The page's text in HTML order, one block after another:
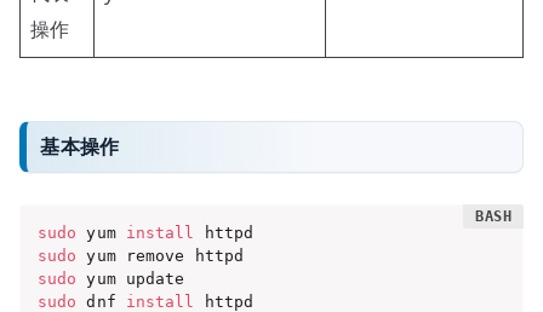
操作
基本操作
sudo yum install
sudo
sudo
sudo dnf install